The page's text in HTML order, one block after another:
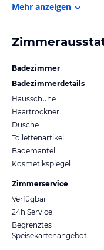
Mehr anzeigen
Badezimmer
Badezimmerdetails
Hausschuhe
Haartrockner
Dusche
Toilettenartikel
Bademantel
Kosmetikspiegel
Zimmerservice
Verfügbar
24h Service
Begrenztes
Speisekartenangebot